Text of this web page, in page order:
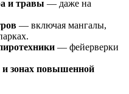
и травы — даже на
— включая мангалы,
— фейерверки
и зонах повышенной